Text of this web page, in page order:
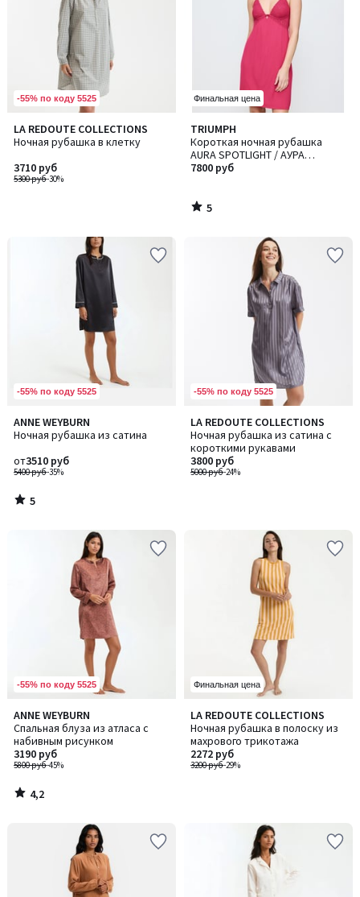
-55% по коду 5525
LA REDOUTE COLLECTIONS
Ночная рубашка в клетку
5300 руб-30%
3710 руб
Финальная цена
TRIUMPH
Короткая ночная рубашка
AURA SPOTLIGHT / АУРА
СПОТЛАЙТ
7800 руб
5
/
5
5
/
-55% по коду 5525
ANNE WEYBURN
Ночная рубашка из сатина
5400 руб-35%
от3510 руб
5
/
5
/
-55% по коду 5525
LA REDOUTE COLLECTIONS
Ночная рубашка из сатина с
короткими рукавами
5000 руб-24%
3800 руб
-55% по коду 5525
ANNE WEYBURN
Спальная блуза из атласа с
набивным рисунком
5800 руб-45%
3190 руб
4,2
/ 5
4,2
/
Финальная цена
LA REDOUTE COLLECTIONS
Ночная рубашка в полоску из
махрового трикотажа
3200 руб-29%
2272 руб